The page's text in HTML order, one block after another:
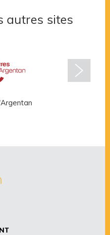
autres sites